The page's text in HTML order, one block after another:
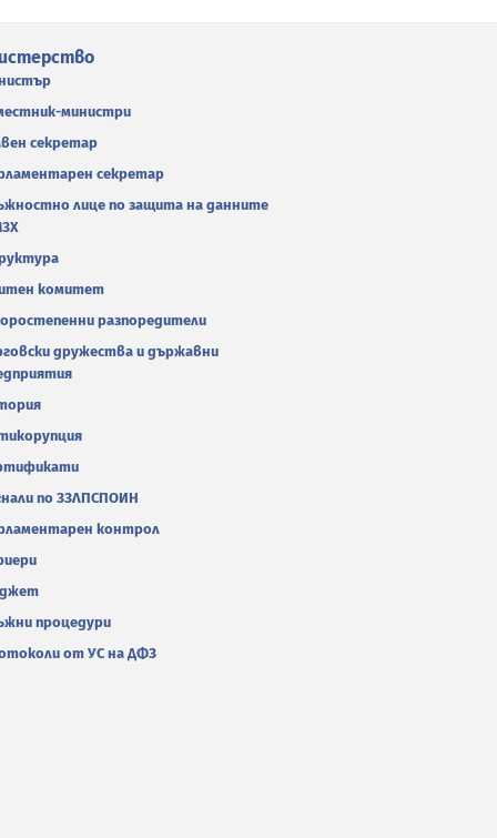
министри
секретар
секретар
лице по защита на данните
комитет
разпоредители
дружества и държавни
по ЗЗЛПСПОИН
контрол
процедури
от УС на ДФЗ